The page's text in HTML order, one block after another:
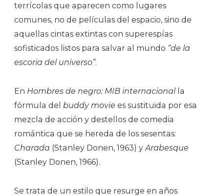
terrícolas que aparecen como lugares
comunes, no de películas del espacio, sino de
aquellas cintas extintas con superespías
sofisticados listos para salvar al mundo “de la
escoria del universo”.
En Hombres de negro: MIB internacionalla
fórmula del buddy movie es sustituida por esa
mezcla de acción y destellos de comedia
romántica que se hereda de los sesentas:
Charada (Stanley Donen, 1963) yArabesque
(Stanley Donen, 1966).
Se trata de un estilo que resurge en años